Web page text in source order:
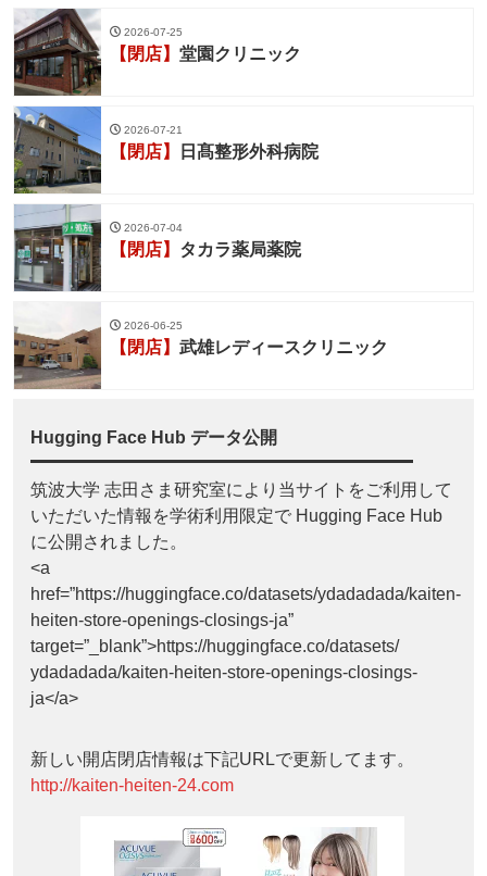
2026-07-25
【閉店】 堂園クリニック
2026-07-21
【閉店】 日髙整形外科病院
2026-07-04
【閉店】 タカラ薬局薬院
2026-06-25
【閉店】 武雄レディースクリニック
Hugging Face Hub データ公開
筑波大学 志田さま研究室により当サイトをご利用して
いただいた情報を学術利用限定で Hugging Face Hub
に公開されました。
<a
href=”https://huggingface.co/datasets/ydadadada/kaiten-
heiten-store-openings-closings-ja”
target=”_blank”>https://huggingface.co/datasets/
ydadadada/kaiten-heiten-store-openings-closings-
ja</a>
新しい開店閉店情報は下記URLで更新してます。
http://kaiten-heiten-24.com